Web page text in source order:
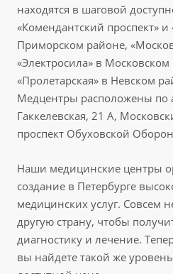
находятся в шаговой
«Комендантский проспект» и
Приморском районе,
«Электросила» в
«Пролетарская» в Невском
Медцентры расположены по
Гаккелевская, 21 А,
проспект Обуховской
Наши медицинские центры
создание в Петербурге
медицинских услуг. Совсем
другую страну, чтобы
диагностику и лечение.
вы найдете такой же